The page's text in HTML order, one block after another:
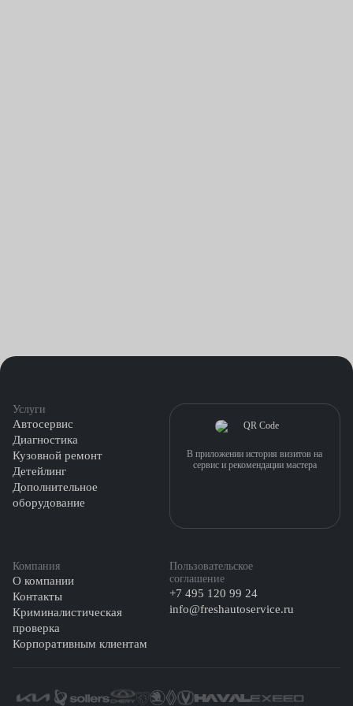
предохраняющими салон от повторного загрязнения;
Услуги
Автосервис
Диагностика
Кузовной ремонт
Детейлинг
Дополнительное
оборудование
Компания
О компании
Контакты
Криминалистическая
проверка
Корпоративным клиентам
Пользовательское
соглашение
+7 495 120 99 24
info@freshautoservice.ru
В приложении история визитов на
сервис и рекомендации мастера